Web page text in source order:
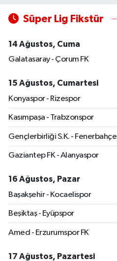
Süper Lig Fikstür
14 Ağustos, Cuma
Galatasaray - Çorum FK
15 Ağustos, Cumartesi
Konyaspor - Rizespor
Kasımpaşa - Trabzonspor
Gençlerbirliği S.K. - Fenerbahçe
Gaziantep FK - Alanyaspor
16 Ağustos, Pazar
Başakşehir - Kocaelispor
Beşiktaş - Eyüpspor
Amed - Erzurumspor FK
17 Ağustos, Pazartesi